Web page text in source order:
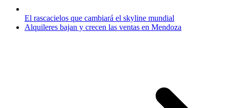
El rascacielos que cambiará el skyline mundial
Alquileres bajan y crecen las ventas en Mendoza